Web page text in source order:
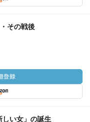
その戦後
しい女」の誕生